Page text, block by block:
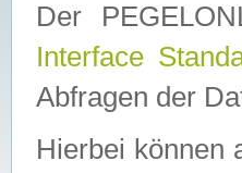
Der
Interface
Abfragen der
Hierbei können